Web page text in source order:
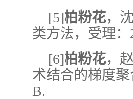
[5]柏粉花，
类方法，受理：
[6]柏粉花，
术结合的梯度聚
B.